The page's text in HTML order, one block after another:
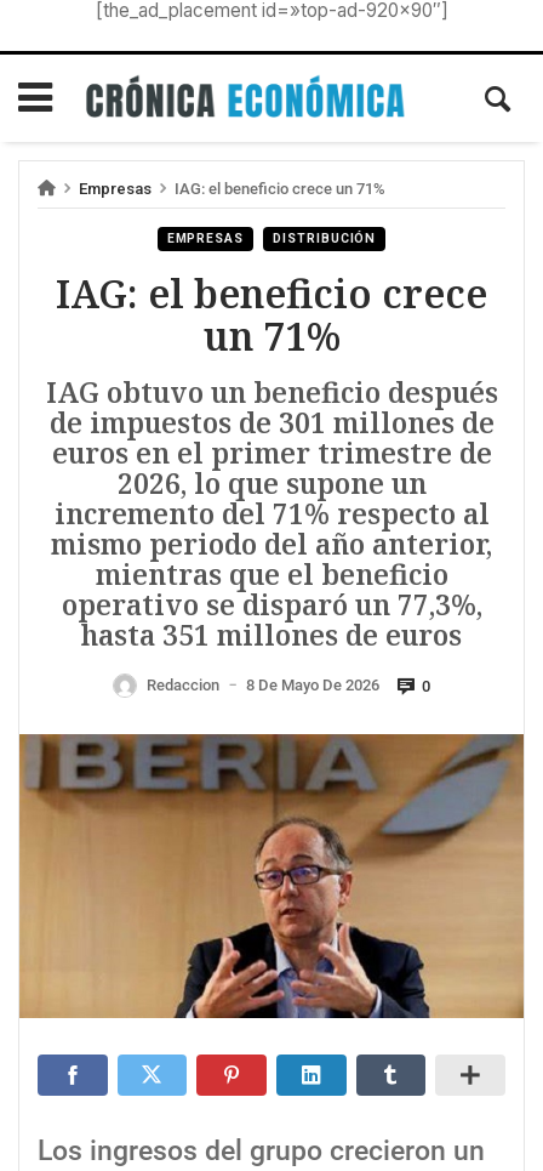
[the_ad_placement id=»top-ad-920×90″]
Empresas IAG: el beneficio crece un 71%
EMPRESAS DISTRIBUCIÓN
IAG: el beneficio crece
un 71%
IAG obtuvo un beneficio después
de impuestos de 301 millones de
euros en el primer trimestre de
2026, lo que supone un
incremento del 71% respecto al
mismo periodo del año anterior,
mientras que el beneficio
operativo se disparó un 77,3%,
hasta 351 millones de euros
Redaccion — 8 De Mayo De 2026 0
Los ingresos del grupo crecieron un